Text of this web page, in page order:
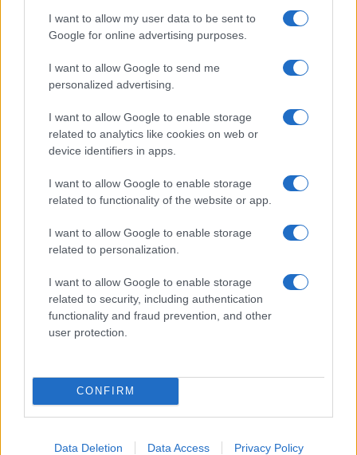
I want to allow my user data to be sent to
Google for online advertising purposes.
I want to allow Google to send me
personalized advertising.
I want to allow Google to enable storage
related to analytics like cookies on web or
device identifiers in apps.
I want to allow Google to enable storage
related to functionality of the website or app.
I want to allow Google to enable storage
related to personalization.
I want to allow Google to enable storage
related to security, including authentication
functionality and fraud prevention, and other
user protection.
CONFIRM
Data Deletion Data Access Privacy Policy
iPhone 18 bemutató dátum - ekkor
rántja le a leplet az Apple az új
2026.06.29| Phone Arena
A szeptemberi eseményen az iPhone 18 Pro modellek
mellett a régóta pletykált hajlítható iPhone Ultra is
bemutatkozhat, miközben az áremelésekről szóló
találgatások továbbra is beárnyékolják a rajtot.
Az Android rejtett automatizmusai: hat
funkció, amely észrevétlenül könnyíti
meg a mindennapokat
2026.06.14 | Android Police
Sok felhasználó külön alkalmazásokra esküszik, pedig az
Android már évek óta olyan intelligens funkciókat kínál,
amelyek maguktól dolgoznak a háttérben.
Ez a rejtett Samsung funkció teljesen
megváltoztatja a mobilhasználatot –
Az Edge Panel az egyik leghasznosabb funkció, amely
jelentősen felgyorsítja a mindennapi használatot,
miközben a Pixel telefonokból továbbra is hiányzik.